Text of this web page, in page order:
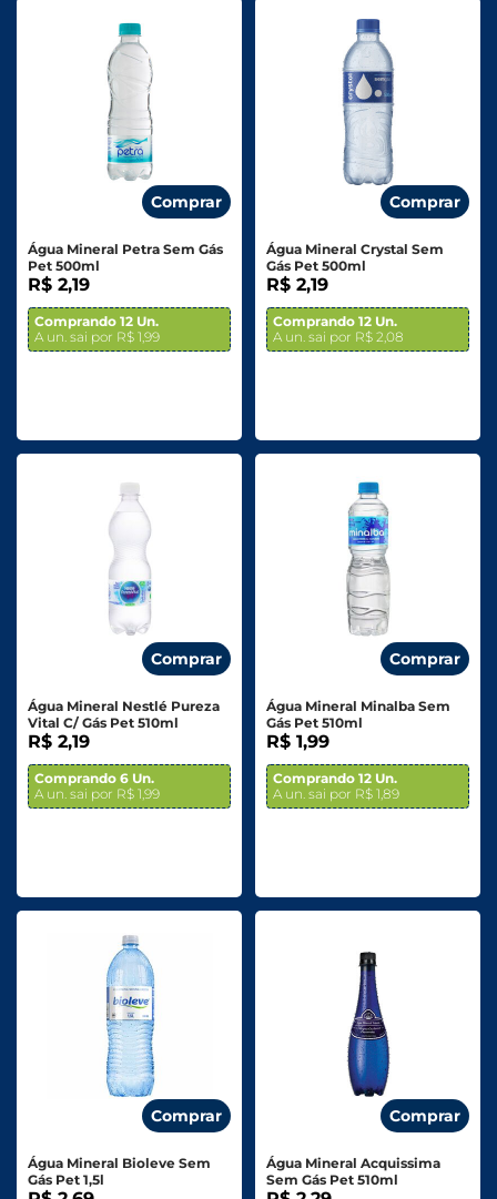
Comprar
Água Mineral Petra Sem Gás
Pet 500ml
R$ 2,19
Comprando 12 Un.
A un. sai por R$ 1,99
Comprar
Água Mineral Crystal Sem
Gás Pet 500ml
R$ 2,19
Comprando 12 Un.
A un. sai por R$ 2,08
Comprar
Água Mineral Nestlé Pureza
Vital C/ Gás Pet 510ml
R$ 2,19
Comprando 6 Un.
A un. sai por R$ 1,99
Comprar
Água Mineral Minalba Sem
Gás Pet 510ml
R$ 1,99
Comprando 12 Un.
A un. sai por R$ 1,89
Comprar
Água Mineral Bioleve Sem
Gás Pet 1,5l
Comprar
Água Mineral Acquissima
Sem Gás Pet 510ml